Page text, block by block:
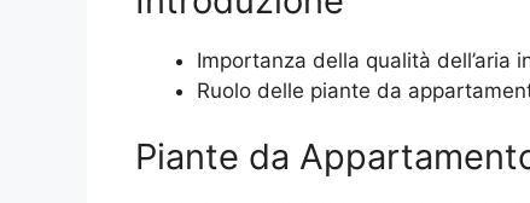
Importanza della qualità dell’aria
Ruolo delle piante da
Piante da